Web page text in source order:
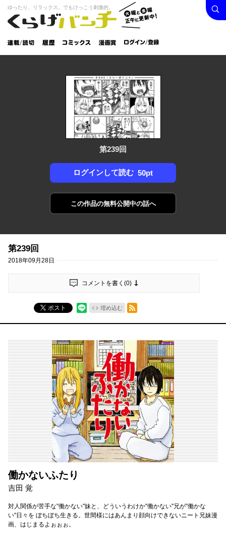
くらげバンチ
火曜と
金曜正
午に更
新中！
ゆったり、リラックス。でもけっこう刺激的。
連載/読
切
履
歴
コミック
漫画
賞
ログイン /
登録
検索
第239回
ログインして読む 50pt
この作品の無料公開中の話へ
第239回
2018年09月28日
コメントを書く(0)
ポスト 埋め込む
RSSフィード
働かないふたり
吉田 覚
対人関係が苦手な"働かない"妹と、どういうわけか"働かない"兄が"働かな
い"日々を ぼちぼち生きる。世間様にはあんまり顔向けできないニート兄妹漫
画、はじまるよぉぉぉ。